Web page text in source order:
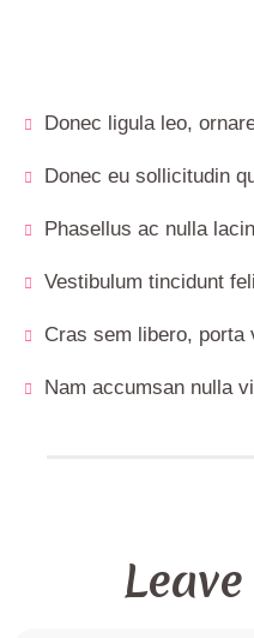
Donec ligula leo,
Donec eu sollicitudin
Phasellus ac nulla
Vestibulum tincidunt
Cras sem libero, porta
Nam accumsan nulla